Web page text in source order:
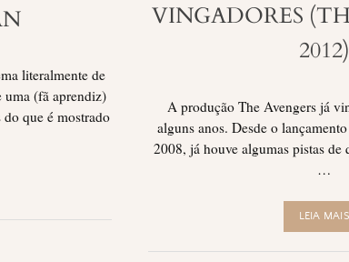
literalmente de
uma (fã aprendiz)
que é mostrado
VINGADORES
2012)
A produção The Avengers já
alguns anos. Desde o
2008, já houve algumas pistas
…
LEIA MAIS